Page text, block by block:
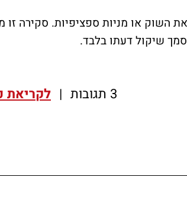
השוק או מניות ספציפיות. סקירה זו
שיקול דעתו בלבד.
3 תגובות | לקריאת